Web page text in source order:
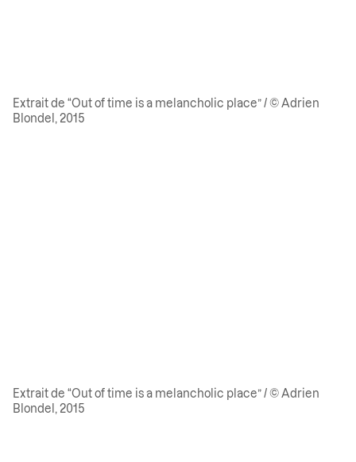
Extrait de “Out of time is a melancholic place” / © Adrien
Blondel, 2015
Extrait de “Out of time is a melancholic place” / © Adrien
Blondel, 2015